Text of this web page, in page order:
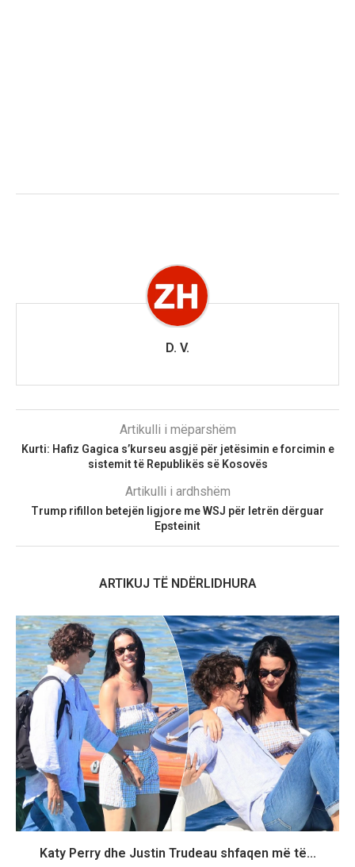
D. V.
Artikulli i mëparshëm
Kurti: Hafiz Gagica s’kurseu asgjë për jetësimin e forcimin e
sistemit të Republikës së Kosovës
Artikulli i ardhshëm
Trump rifillon betejën ligjore me WSJ për letrën dërguar
Epsteinit
ARTIKUJ TË NDËRLIDHURA
Katy Perry dhe Justin Trudeau shfaqen më të...